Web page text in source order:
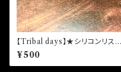
【Tribal days】★シリコンリスト
バンド
¥500